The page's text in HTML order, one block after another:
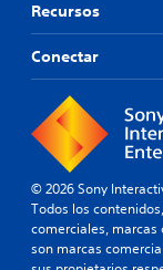
Recursos
Conectar
© 2026 Sony
Todos los
comerciales, marcas
son marcas